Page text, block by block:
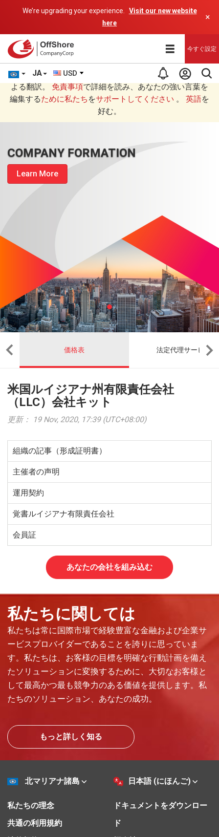
We’re upgrading your experience.
Visit our new website
here
×
JA USD
今すぐ設定
あなたは日本語 (にほんご)で読んでいますAIプログラムに
よる翻訳。 免責事項で詳細を読み、あなたの強い言葉を
編集するために私たち をサポートしてください 。 英語を
好む。
COMPANY FORMATION
Learn More
価格表 法定代理サービス
米国ルイジアナ州有限責任会社
（LLC）会社キット
更新： 19 Nov, 2020, 17:39 (UTC+08:00)
組織の記事（形成証明書）
主催者の声明
運用契約
覚書ルイジアナ有限責任会社
会員証
あなたの会社を組み込む
私たちに関しては
私たちは常に国際市場で経験豊富な金融および企業サ
ービスプロバイダーであることを誇りに思っていま
す。私たちは、お客様の目標を明確な行動計画を備え
たソリューションに変換するために、大切なお客様と
して最高かつ最も競争力のある価値を提供します。私
たちのソリューション、あなたの成功。
もっと詳しく知る
北マリアナ諸島 日本語 (にほんご)
私たちの理念
共通の利用規約
ドキュメントをダウンロー
ド